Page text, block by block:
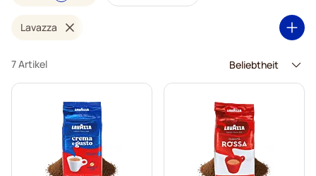
Lavazza
7 Artikel